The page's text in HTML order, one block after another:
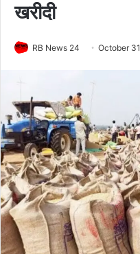
खरीदी
RB News 24 October